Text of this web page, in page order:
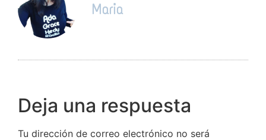
Maria
Deja una respuesta
Tu dirección de correo electrónico no será